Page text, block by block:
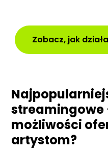
Zobacz, jak
streamingowe
możliwości
artystom?